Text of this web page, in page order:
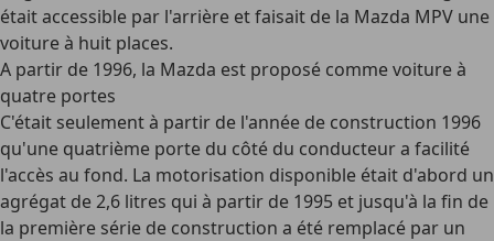
était accessible par l'arrière et faisait de la Mazda MPV une
voiture à huit places.
A partir de 1996, la Mazda est proposé comme voiture à
quatre portes
C'était seulement à partir de l'année de construction 1996
qu'une quatrième porte du côté du conducteur a facilité
l'accès au fond. La motorisation disponible était d'abord un
agrégat de 2,6 litres qui à partir de 1995 et jusqu'à la fin de
la première série de construction a été remplacé par un